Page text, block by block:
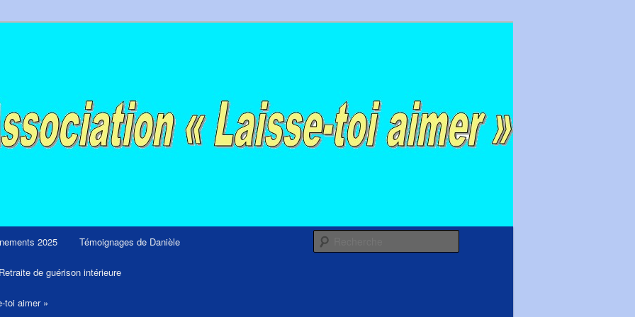
2025 Témoignages de Danièle
Retraite de guérison intérieure
toi aimer »